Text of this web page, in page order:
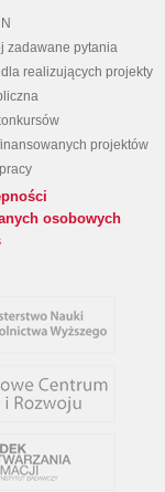
zadawane pytania
dla realizujących projekty
projektów
osobowych